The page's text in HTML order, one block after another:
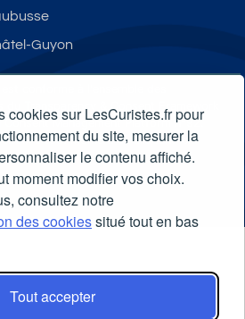
cookies sur LesCuristes.fr pour
du site, mesurer la
le contenu affiché.
moment modifier vos choix.
consultez notre
des cookiessitué tout en bas
Tout accepter
Guyon
conforme à l'ensemble des
Transparency & Consent Framework
Management Platform n°92.
à tout moment encliquant ici.